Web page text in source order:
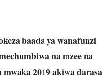
baada ya wanafunzi
na mzee na
2019 akiwa darasa